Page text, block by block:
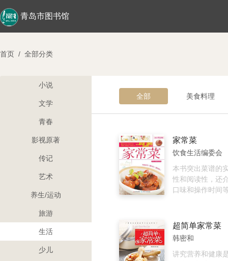
青岛市图书馆
首页 / 全部分类
小说
文学
青春
影视原著
传记
艺术
养生/运动
旅游
生活
少儿
全部 美食料理
家常菜
饮食生活编委会
本书突出菜谱的
性和阅读性，还
口味和操作时间
口味需要的健康
超简单家常菜
韩密和
讲究营养和健康